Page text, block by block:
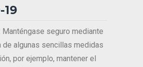
19
: Manténgase seguro mediante
de algunas sencillas medidas
por ejemplo, mantener el